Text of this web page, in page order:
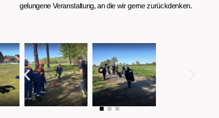
gelungene Veranstaltung, an die wir gerne zurückdenken.